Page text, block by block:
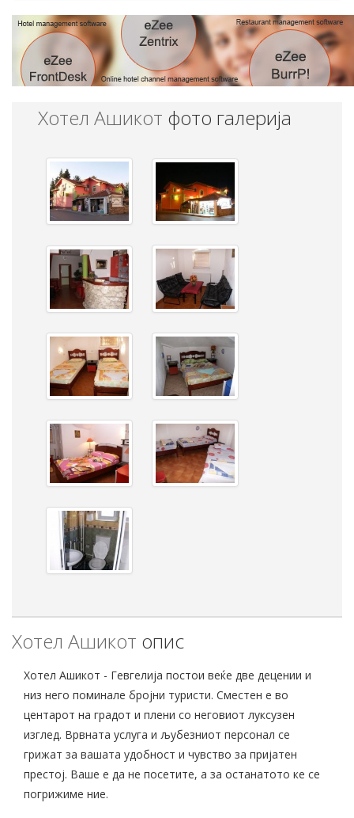
Хотел Ашикот фото галерија
Хотел Ашикот опис
Хотел Ашикот - Гевгелија постои веќе две децении и
низ него поминале бројни туристи. Сместен е во
центарот на градот и плени со неговиот луксузен
изглед. Врвната услуга и љубезниот персонал се
грижат за вашата удобност и чувство за пријатен
престој. Ваше е да не посетите, а за останатото ке се
погрижиме ние.